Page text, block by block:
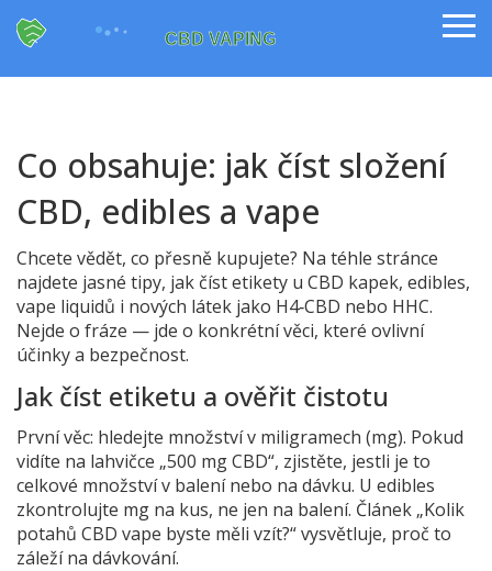
Co obsahuje: jak číst složení
CBD, edibles a vape
Chcete vědět, co přesně kupujete? Na téhle stránce
najdete jasné tipy, jak číst etikety u CBD kapek, edibles,
vape liquidů i nových látek jako H4‑CBD nebo HHC.
Nejde o fráze — jde o konkrétní věci, které ovlivní
účinky a bezpečnost.
Jak číst etiketu a ověřit čistotu
První věc: hledejte množství v miligramech (mg). Pokud
vidíte na lahvičce „500 mg CBD“, zjistěte, jestli je to
celkové množství v balení nebo na dávku. U edibles
zkontrolujte mg na kus, ne jen na balení. Článek „Kolik
potahů CBD vape byste měli vzít?“ vysvětluje, proč to
záleží na dávkování.